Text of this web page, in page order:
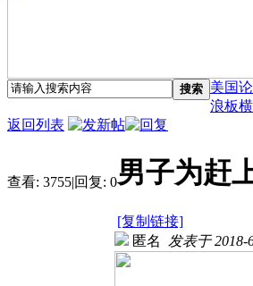
搜索 美国
浪板
返回列表
查看: 3755|回复: 0男子为赶
[复制链接]
匿名 发表于 2018-